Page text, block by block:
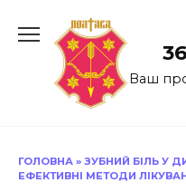
до
Ваш
ГОЛОВНА » ЗУБНИЙ БІЛЬ У
ЕФЕКТИВНІ МЕТОДИ